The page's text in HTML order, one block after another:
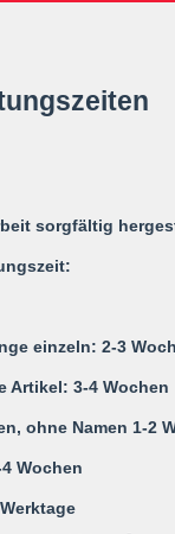
unsere
Schnullerkette
Langlebig und
Lebensdauer
Diese personalisierte
und eine wunderbare
griffbereit zu
Bestellen Sie jetzt
Naturholz und grau
Freude!
GPSR
sorgfältig
einzeln: 2-3
Artikel: 3-4 Wochen
ohne Namen 1-2
Wochen